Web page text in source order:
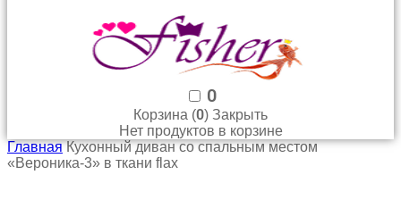
0
Корзина (0) Закрыть
Нет продуктов в корзине
Главная Кухонный диван со спальным местом
«Вероника-3» в ткани flax